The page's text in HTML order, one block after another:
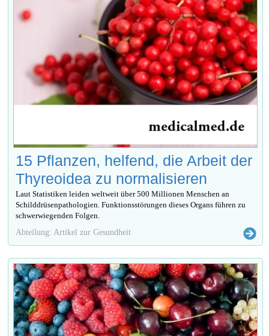
15 Pflanzen, helfend, die Arbeit der
Thyreoidea zu normalisieren
Laut Statistiken leiden weltweit über 500 Millionen Menschen an
Schilddrüsenpathologien. Funktionsstörungen dieses Organs führen zu
schwerwiegenden Folgen.
Abteilung: Artikel zur Gesundheit